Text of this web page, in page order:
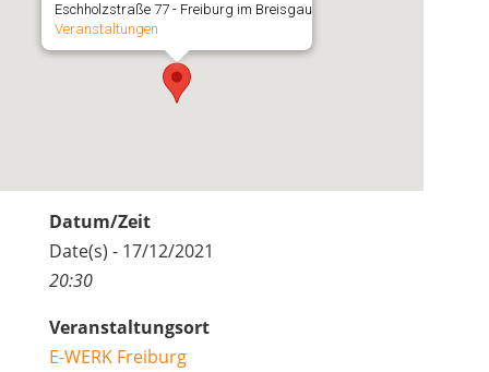
Eschholzstraße 77 - Freiburg im Breisgau
Veranstaltungen
Datum/Zeit
Date(s) - 17/12/2021
20:30
Veranstaltungsort
E-WERK Freiburg